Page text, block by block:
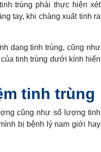
trùng phải thực hiện xét
tay, khi chàng xuất tinh ra
dạng tinh trùng, cũng như
tinh trùng dưới kính hiển
tinh trùng
cũng như số lượng tinh
bị bệnh lý nam giới hay